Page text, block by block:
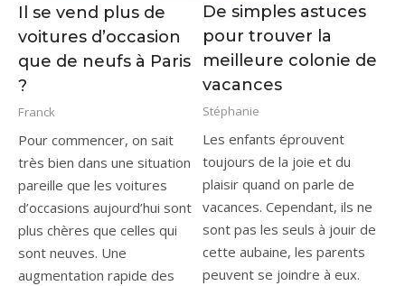
Il se vend plus de
voitures d’occasion
que de neufs à Paris
?
Franck
Pour commencer, on sait
très bien dans une situation
pareille que les voitures
d’occasions aujourd’hui sont
plus chères que celles qui
sont neuves. Une
augmentation rapide des
De simples astuces
pour trouver la
meilleure colonie de
vacances
Stéphanie
Les enfants éprouvent
toujours de la joie et du
plaisir quand on parle de
vacances. Cependant, ils ne
sont pas les seuls à jouir de
cette aubaine, les parents
peuvent se joindre à eux.